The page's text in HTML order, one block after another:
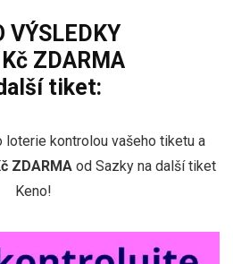
VÝSLEDKY
ZDARMA
tiket:
kontrolou vašeho tiketu a
ZDARMA od Sazky na další tiket
Keno!